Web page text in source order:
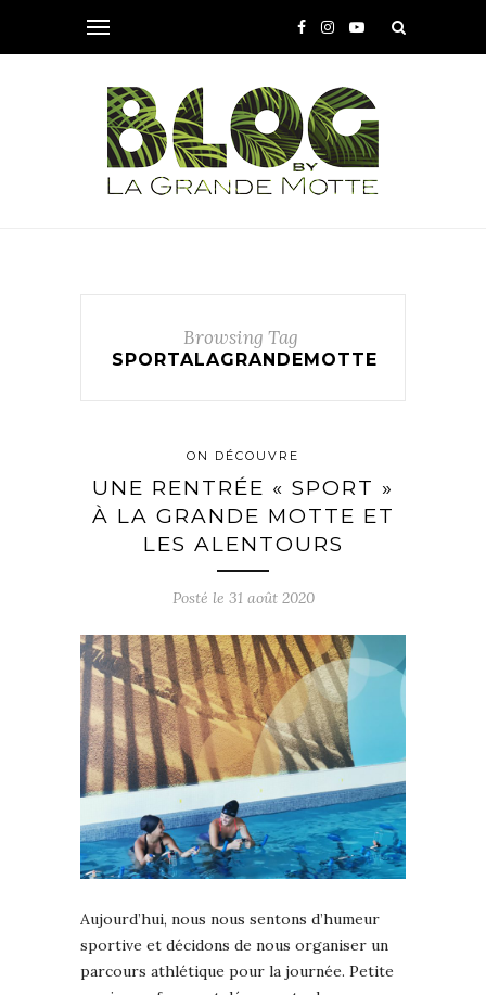
Browsing Tag
SPORTALAGRANDEMOTTE
ON DÉCOUVRE
UNE RENTRÉE « SPORT »
À LA GRANDE MOTTE ET
LES ALENTOURS
Posté le 31 août 2020
Aujourd’hui, nous nous sentons d’humeur
sportive et décidons de nous organiser un
parcours athlétique pour la journée. Petite